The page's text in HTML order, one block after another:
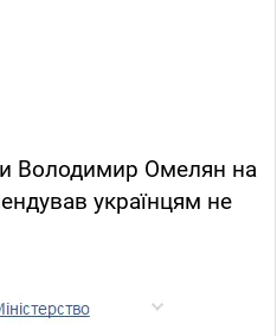
Володимир Омелян на
українцям не